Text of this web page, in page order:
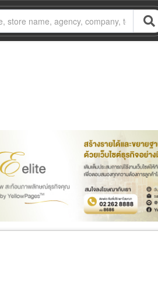
Exporter/Importer Service Business